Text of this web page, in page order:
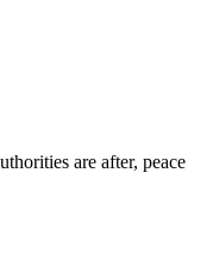
are after, peace